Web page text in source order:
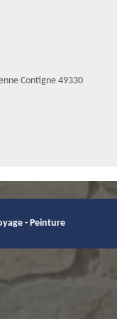
Contigne 49330
- Peinture